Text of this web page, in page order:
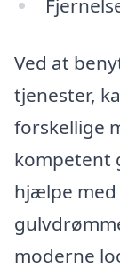
Ved at
tjenester,
forskellige
kompetent
hjælpe med
moderne